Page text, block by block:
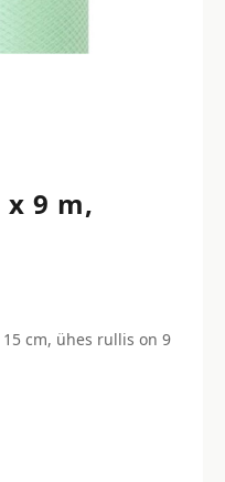
9 m,
cm, ühes rullis on 9